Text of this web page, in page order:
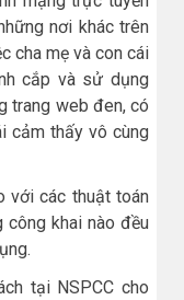
nơi khác trên
cha mẹ và con cái
cắp và sử dụng
trang web đen, có
cảm thấy vô cùng
với các thuật toán
công khai nào đều
tại NSPCC cho